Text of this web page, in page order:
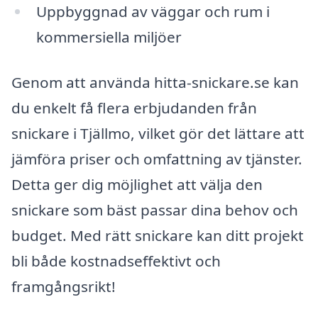
Uppbyggnad av väggar och rum i
kommersiella miljöer
Genom att använda hitta-snickare.se kan
du enkelt få flera erbjudanden från
snickare i Tjällmo, vilket gör det lättare att
jämföra priser och omfattning av tjänster.
Detta ger dig möjlighet att välja den
snickare som bäst passar dina behov och
budget. Med rätt snickare kan ditt projekt
bli både kostnadseffektivt och
framgångsrikt!